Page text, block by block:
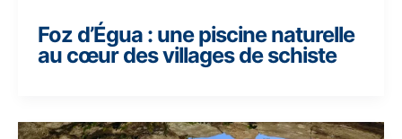
Foz d’Égua : une piscine naturelle
au cœur des villages de schiste